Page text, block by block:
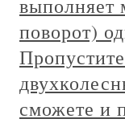
выполняет
поворот)
сможете и